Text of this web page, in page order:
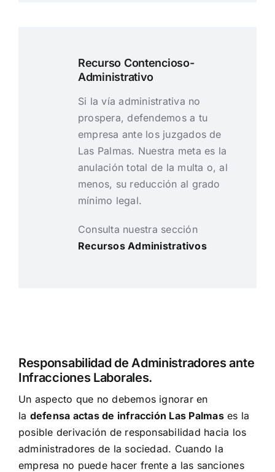
Recurso Contencioso-
Administrativo
Si la vía administrativa no
prospera, defendemos a tu
empresa ante los juzgados de
Las Palmas. Nuestra meta es la
anulación total de la multa o, al
menos, su reducción al grado
mínimo legal.
Consulta nuestra sección
Recursos Administrativos
Responsabilidad de Administradores ante
Infracciones Laborales.
Un aspecto que no debemos ignorar en
la defensa actas de infracción Las Palmases la
posible derivación de responsabilidad hacia los
administradores de la sociedad. Cuando la
empresa no puede hacer frente a las sanciones